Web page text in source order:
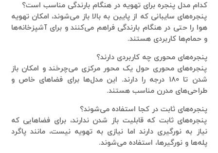
کدام مدل پنجره برای تهویه در هنگام بارندگی مناسب است؟
پنجره‌های سایبانی که از پایین به بالا باز می‌شوند، امکان تهویه
هوا را حتی در هنگام بارندگی فراهم می‌کنند و برای آشپزخانه‌ها
و حمام‌ها کاربردی هستند.
پنجره‌های محوری چه کاربردی دارند؟
پنجره‌های محوری حول یک محور مرکزی می‌چرخند و امکان باز
شدن تا 180 درجه را دارند. این مدل‌ها برای فضاهای خاص و
طراحی‌های مدرن مناسب هستند.
پنجره‌های ثابت در کجا استفاده می‌شوند؟
پنجره‌های ثابت که قابلیت باز شدن ندارند، برای فضاهایی که
نیاز به نورگیری دارند اما نیازی به تهویه نیست، مانند پاگرد
پله‌ها و نورگیرها، استفاده می‌شوند.